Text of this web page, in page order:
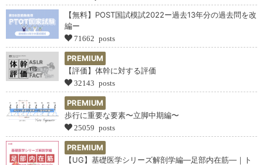
【無料】POST国試模試2022ー過去13年分の過去問を改
編ー
71662 posts
PREMIUM
【評価】体幹に対する評価
32143 posts
PREMIUM
歩行に重要な要素〜立脚中期編〜
25059 posts
PREMIUM
【UG】基礎医学シリーズ解剖学編―足部内在筋―｜ト